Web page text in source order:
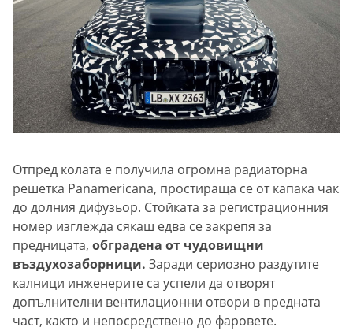
Отпред колата е получила огромна радиаторна
решетка Panamericana, простираща се от капака чак
до долния дифузьор. Стойката за регистрационния
номер изглежда сякаш едва се закрепя за
предницата, обградена от чудовищни
въздухозаборници. Заради сериозно раздутите
калници инженерите са успели да отворят
допълнителни вентилационни отвори в предната
част, както и непосредствено до фаровете.